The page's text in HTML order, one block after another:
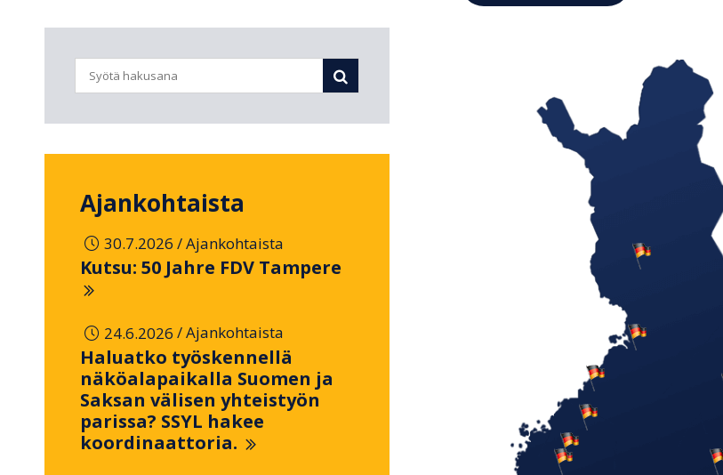
Ajankohtaista
30.7.2026/Ajankohtaista
Kutsu: 50 Jahre FDV Tampere
24.6.2026/Ajankohtaista
Haluatko työskennellä
näköalapaikalla Suomen ja
Saksan välisen yhteistyön
parissa? SSYL hakee
koordinaattoria.